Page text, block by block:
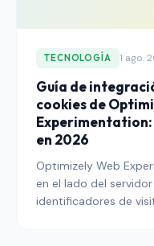
TECNOLOGÍA 1 ago.
Guía de
cookies de
Experimentation:
en 2026
Optimizely Web
en el lado del
identificadores de